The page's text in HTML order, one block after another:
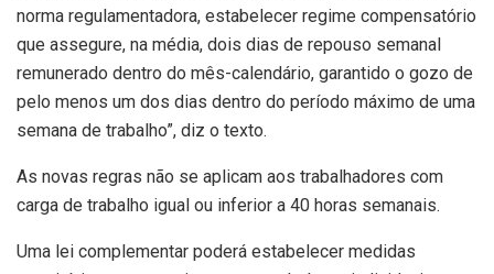
norma regulamentadora, estabelecer regime compensatório
que assegure, na média, dois dias de repouso semanal
remunerado dentro do mês-calendário, garantido o gozo de
pelo menos um dos dias dentro do período máximo de uma
semana de trabalho”, diz o texto.
As novas regras não se aplicam aos trabalhadores com
carga de trabalho igual ou inferior a 40 horas semanais.
Uma lei complementar poderá estabelecer medidas